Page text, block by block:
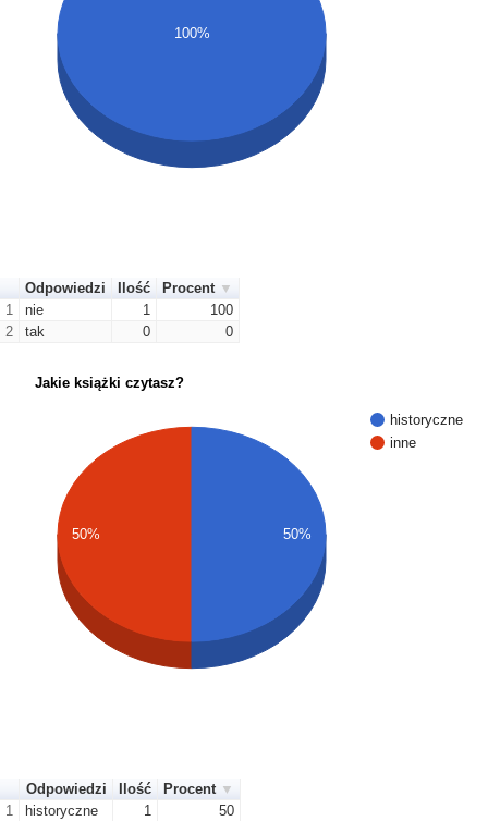
100%
Odpowiedzi Ilość
Procent
1
nie 1
100
2
tak 0 0
Jakie książki czytasz?
historyczne
inne
50% 50%
Odpowiedzi Ilość
Procent
1
historyczne 1
50